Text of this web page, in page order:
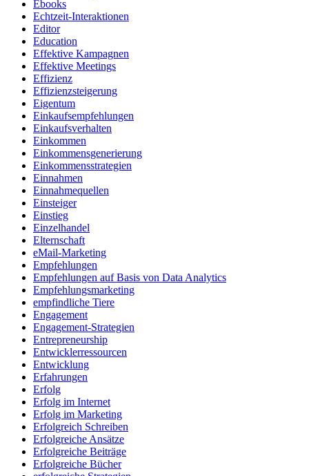
Ebooks
Echtzeit-Interaktionen
Editor
Education
Effektive Kampagnen
Effektive Meetings
Effizienz
Effizienzsteigerung
Eigentum
Einkaufsempfehlungen
Einkaufsverhalten
Einkommen
Einkommensgenerierung
Einkommensstrategien
Einnahmen
Einnahmequellen
Einsteiger
Einstieg
Einzelhandel
Elternschaft
eMail-Marketing
Empfehlungen
Empfehlungen auf Basis von Data Analytics
Empfehlungsmarketing
empfindliche Tiere
Engagement
Engagement-Strategien
Entrepreneurship
Entwicklerressourcen
Entwicklung
Erfahrungen
Erfolg
Erfolg im Internet
Erfolg im Marketing
Erfolgreich Schreiben
Erfolgreiche Ansätze
Erfolgreiche Beiträge
Erfolgreiche Bücher